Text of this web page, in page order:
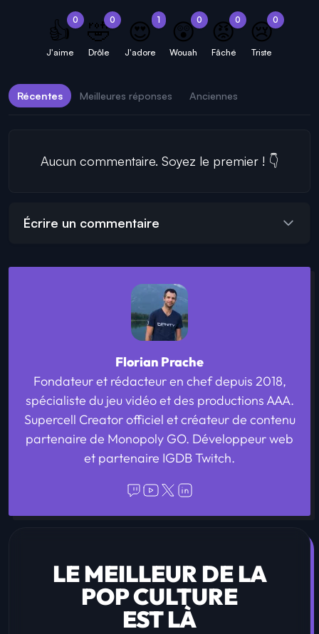
0
👍
J'aime
0
🤣
Drôle
1
😍
J'adore
0
😲
Wouah
0
😡
Fâché
0
😢
Triste
Récentes Meilleures réponses Anciennes
Aucun commentaire. Soyez le premier ! 👇
Écrire un commentaire
Florian Prache
Fondateur et rédacteur en chef depuis 2018,
spécialiste du jeu vidéo et des productions AAA.
Supercell Creator officiel et créateur de contenu
partenaire de Monopoly GO. Développeur web
et partenaire IGDB Twitch.
LE MEILLEUR DE LA
POP CULTURE
EST LÀ